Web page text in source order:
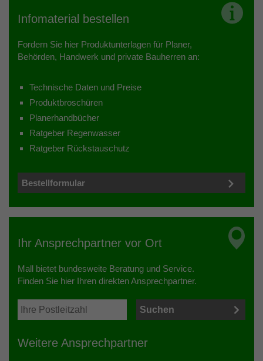
Infomaterial bestellen
Fordern Sie hier Produktunterlagen für Planer,
Behörden, Handwerk und private Bauherren an:
Technische Daten und Preise
Produktbroschüren
Planerhandbücher
Ratgeber Regenwasser
Ratgeber Rückstauschutz
Bestellformular
Ihr Ansprechpartner vor Ort
Mall bietet bundesweite Beratung und Service.
Finden Sie hier Ihren direkten Ansprechpartner.
Weitere Ansprechpartner